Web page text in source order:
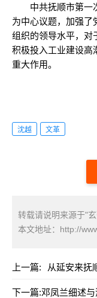
中共抚顺市第一次
为中心议题，加强了
组织的领导水平，对
积极投入工业建设高
重大作用。
沈越 文革
转载请说明来源于"
本文地址： http://
上一篇: 从延安来抚
下一篇:邓凤兰细述